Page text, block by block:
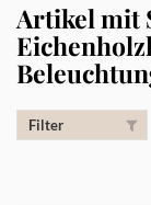
Artikel mit
Filter